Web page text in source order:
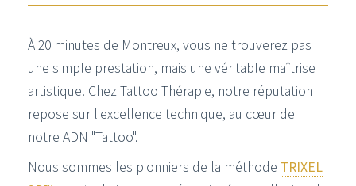
À 20 minutes de Montreux, vous ne trouverez pas
une simple prestation, mais une véritable maîtrise
artistique. Chez Tattoo Thérapie, notre réputation
repose sur l'excellence technique, au cœur de
notre ADN "Tattoo".
Nous sommes les pionniers de la méthode TRIXEL